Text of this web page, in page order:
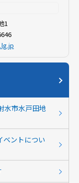
1
水市水戸田地
ベントについ